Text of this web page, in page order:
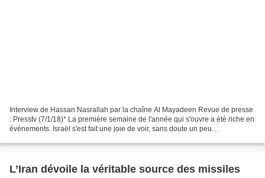
Interview de Hassan Nasrallah par la chaîne Al Mayadeen Revue de presse
: Presstv (7/1/18)* La première semaine de l'année qui s'ouvre a été riche en
événements. Israël s'est fait une joie de voir, sans doute un peu
L’Iran dévoile la véritable source des missiles